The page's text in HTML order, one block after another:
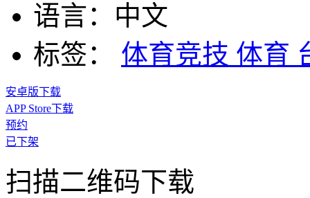
语言： 中文
标签：
体育竞技 体育
安卓版下载
APP Store下载
预约
已下架
扫描二维码下载